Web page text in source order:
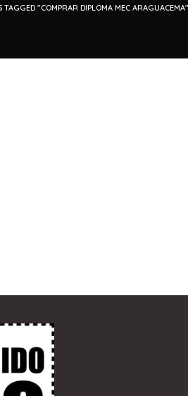
TAGGED "COMPRAR DIPLOMA MEC ARAGUACEMA"